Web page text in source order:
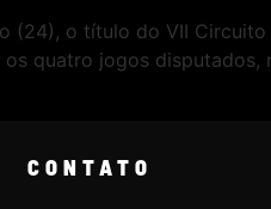
(24), o título do VII Circuito
quatro jogos disputados,
CONTATO